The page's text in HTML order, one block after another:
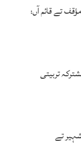
تے قائم آں:
تربیتی
تے